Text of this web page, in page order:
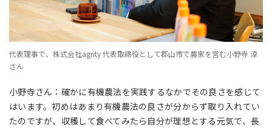
代表理事で、株式会社agrity 代表取締役として郡山市で農家を営む小野寺 淳
さん
小野寺さん：確かに有機農法を実践するなかでその良さを感じて
はいます。初めはあまり有機農法の良さが分からず取り入れてい
たのですが、収穫して食べてみたら自分が理想とする元気で、長